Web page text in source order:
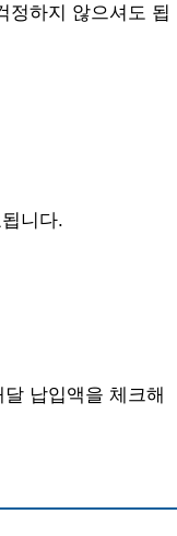
정하지 않으셔도 됩
니다.
납입액을 체크해